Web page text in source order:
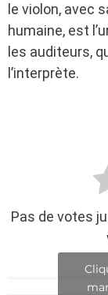
le violon, avec
humaine, est
les auditeurs,
l’interprète.
Pas de votes